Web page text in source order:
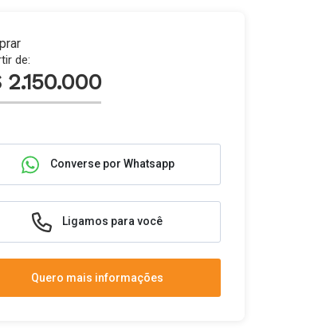
de:
2.150.000
Converse por Whatsapp
Ligamos para você
Quero mais informações